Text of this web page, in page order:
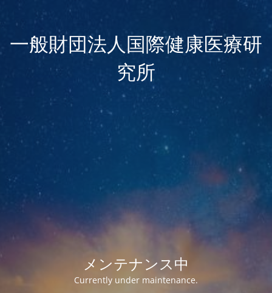
一般財団法人国際健康医療研
究所
メンテナンス中
Currently under maintenance.